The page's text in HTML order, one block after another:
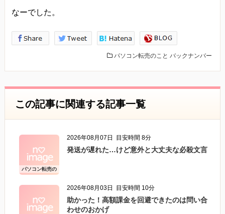
なーでした。
パソコン転売のこと バックナンバー
この記事に関連する記事一覧
パソコン転売の
こと
2026年08月07日 目安時間 8分
発送が遅れた…けど意外と大丈夫な必殺文言
2026年08月03日 目安時間 10分
助かった！高額課金を回避できたのは問い合
わせのおかげ